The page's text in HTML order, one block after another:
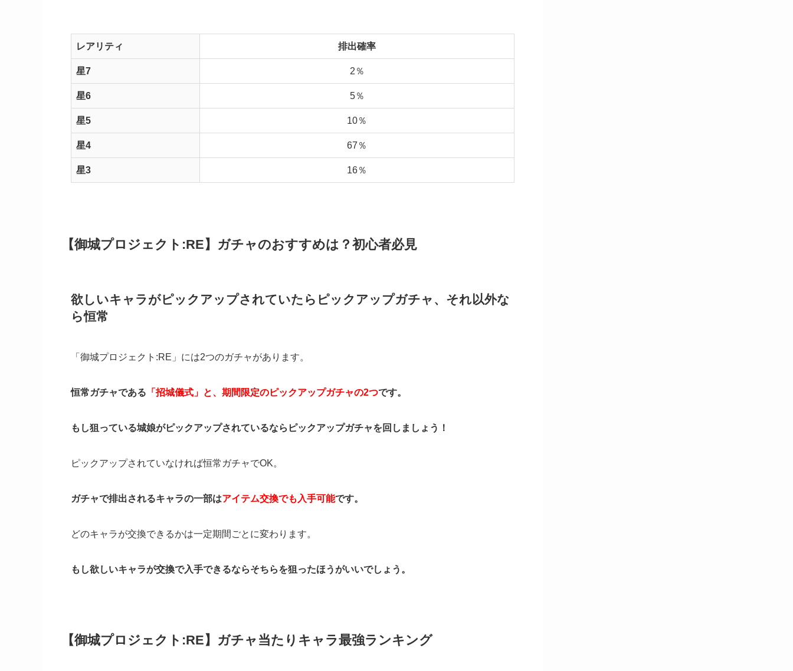
レアリティ 排出確率
星7 2％
星6 5％
星5 10％
星4 67％
星3 16％
【御城プロジェクト:RE】ガチャのおすすめは？初心者必見
欲しいキャラがピックアップされていたらピックアップガチャ、それ以外な
ら恒常
「御城プロジェクト:RE」には2つのガチャがあります。
恒常ガチャである 「招城儀式」と、期間限定のピックアップガチャの2つです。
もし狙っている城娘がピックアップされているならピックアップガチャを回しましょう！
ピックアップされていなければ恒常ガチャでOK。
ガチャで排出されるキャラの一部はアイテム交換でも入手可能です。
どのキャラが交換できるかは一定期間ごとに変わります。
もし欲しいキャラが交換で入手できるならそちらを狙ったほうがいいでしょう。
【御城プロジェクト:RE】ガチャ当たりキャラ最強ランキング